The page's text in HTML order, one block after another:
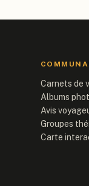
Carnets de
Albums
Avis
Groupes
Carte